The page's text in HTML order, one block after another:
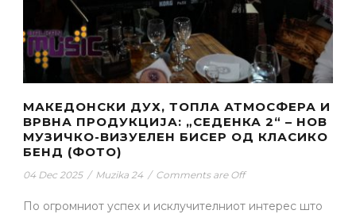
МАКЕДОНСКИ ДУХ, ТОПЛА АТМОСФЕРА И
ВРВНА ПРОДУКЦИЈА: „СЕДЕНКА 2“ – НОВ
МУЗИЧКО-ВИЗУЕЛЕН БИСЕР ОД КЛАСИКО
БЕНД (ФОТО)
04 Dec 2025 / Muzika 24 / Comments are Off
По огромниот успех и исклучителниот интерес што